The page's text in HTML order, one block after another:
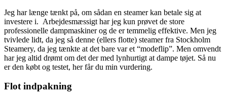
Jeg har længe tænkt på, om sådan en steamer kan betale sig at
investere i. Arbejdesmæssigt har jeg kun prøvet de store
professionelle dampmaskiner og de er temmelig effektive. Men jeg
tvivlede lidt, da jeg så denne (ellers flotte) steamer fra Stockholm
Steamery, da jeg tænkte at det bare var et “modeflip”. Men omvendt
har jeg altid drømt om det der med lynhurtigt at dampe tøjet. Så nu
er den købt og testet, her får du min vurdering.
Flot indpakning